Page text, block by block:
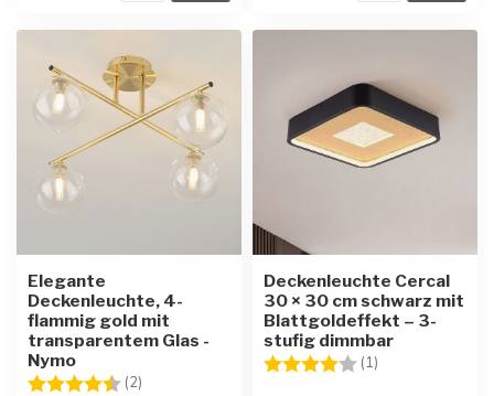
Elegante
Deckenleuchte, 4-
flammig gold mit
transparentem Glas -
Nymo
Bewertung:
(2)
Deckenleuchte Cercal
30 × 30 cm schwarz mit
Blattgoldeffekt – 3-
stufig dimmbar
Bewertung:
(1)